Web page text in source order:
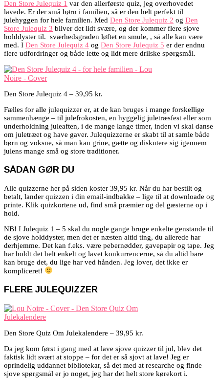
Den Store Julequiz 1 var den allerførste quiz, jeg overhovedet
lavede. Er der små børn i familien, så er den helt perfekt til
julehyggen for hele familien. Med Den Store Julequiz 2 og Den
Store Julequiz 3 bliver det lidt svære, og der kommer flere sjove
holddyster til. sværhedsgraden løftet en smule, , så alle kan være
med. I Den Store Julequiz 4 og Den Store Julequiz 5 er der endnu
flere udfordringer og både lette og lidt mere drilske spørgsmål.
Den Store Julequiz 4 – 39,95 kr.
Fælles for alle julequizzer er, at de kan bruges i mange forskellige
sammenhænge – til julefrokosten, en hyggelig juletræsfest eller som
underholdning juleaften, i de mange lange timer, inden vi skal danse
om juletræet og have gaver. Julequizzerne er skabt til at samle både
børn og voksne, så man kan grine, gætte og diskutere sig igennem
julens mange små og store traditioner.
SÅDAN GØR DU
Alle quizzerne her på siden koster 39,95 kr. Når du har bestilt og
betalt, lander quizzen i din email-indbakke – lige til at downloade og
printe. Klik quizkortene ud, find små præmier og del gæsterne op i
hold.
NB! I Julequiz 1 – 5 skal du nogle gange bruge enkelte genstande til
de sjove holddyster, men det er næsten altid ting, du allerede har
derhjemme. Det kan f.eks. være pebernødder, gavepapir og tape. Jeg
har holdt det helt enkelt og lavet konkurrencerne, så du altid bare
kan bruge det, du lige har ved hånden. Jeg lover, det ikke er
kompliceret!
FLERE JULEQUIZZER
Den Store Quiz Om Julekalendere – 39,95 kr.
Da jeg kom først i gang med at lave sjove quizzer til jul, blev det
faktisk lidt svært at stoppe – for det er så sjovt at lave! Jeg er
oprindelig uddannet bibliotekar, så det med at researche og finde
sjove spørgsmål er jo noget, jeg har det helt store kørekort i.